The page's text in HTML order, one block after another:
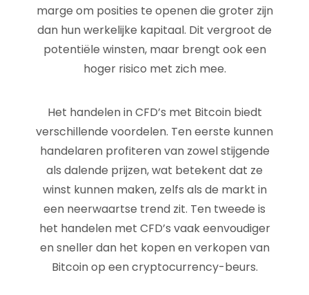
marge om posities te openen die groter zijn
dan hun werkelijke kapitaal. Dit vergroot de
potentiële winsten, maar brengt ook een
hoger risico met zich mee.
Het handelen in CFD’s met Bitcoin biedt
verschillende voordelen. Ten eerste kunnen
handelaren profiteren van zowel stijgende
als dalende prijzen, wat betekent dat ze
winst kunnen maken, zelfs als de markt in
een neerwaartse trend zit. Ten tweede is
het handelen met CFD’s vaak eenvoudiger
en sneller dan het kopen en verkopen van
Bitcoin op een cryptocurrency-beurs.